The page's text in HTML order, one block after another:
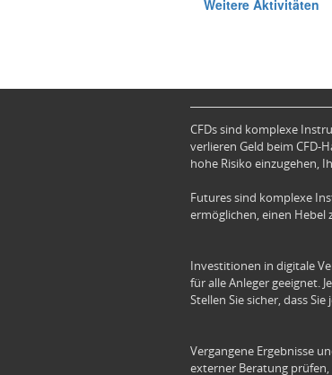
CFDs sind komplexe
verlieren Geld beim CFD-
hohe Risiko einzugehen,
Futures sind komplexe
ermöglichen, einen Hebel
Investitionen in digitale
für alle Anleger geeignet.
Stellen Sie sicher, dass
Vergangene Ergebnisse
externer Beratung prüfen,